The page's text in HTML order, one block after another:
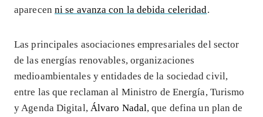
aparecen ni se avanza con la debida celeridad.
Las principales asociaciones empresariales del sector
de las energías renovables, organizaciones
medioambientales y entidades de la sociedad civil,
entre las que reclaman al Ministro de Energía, Turismo
y Agenda Digital, Álvaro Nadal, que defina un plan de